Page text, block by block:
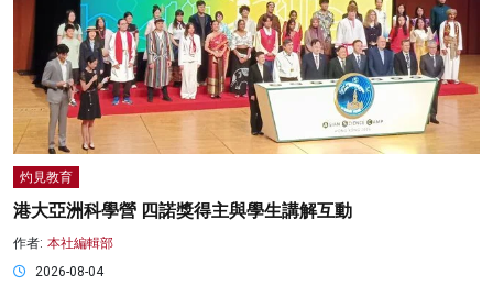
灼見教育
港大亞洲科學營 四諾獎得主與學生講解互動
作者: 本社編輯部
2026-08-04